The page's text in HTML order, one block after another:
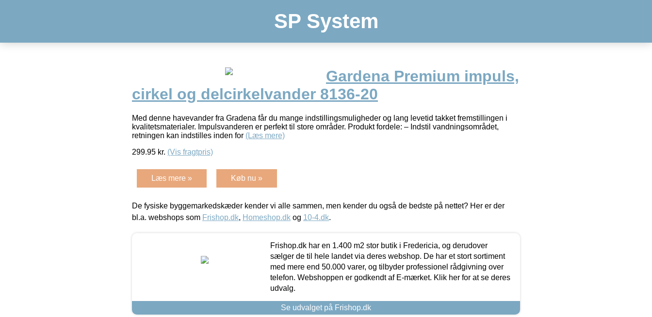
SP System
Gardena Premium impuls,
cirkel og delcirkelvander 8136-20
Med denne havevander fra Gradena får du mange indstillingsmuligheder og lang levetid takket fremstillingen i
kvalitetsmaterialer. Impulsvanderen er perfekt til store områder. Produkt fordele: – Indstil vandningsområdet,
retningen kan indstilles inden for (Læs mere)
299.95 kr. (Vis fragtpris)
Læs mere » Køb nu »
De fysiske byggemarkedskæder kender vi alle sammen, men kender du også de bedste på nettet? Her er der
bl.a. webshops som Frishop.dk, Homeshop.dk og 10-4.dk.
Frishop.dk har en 1.400 m2 stor butik i Fredericia, og derudover
sælger de til hele landet via deres webshop. De har et stort sortiment
med mere end 50.000 varer, og tilbyder professionel rådgivning over
telefon. Webshoppen er godkendt af E-mærket. Klik her for at se deres
udvalg.
Se udvalget på Frishop.dk